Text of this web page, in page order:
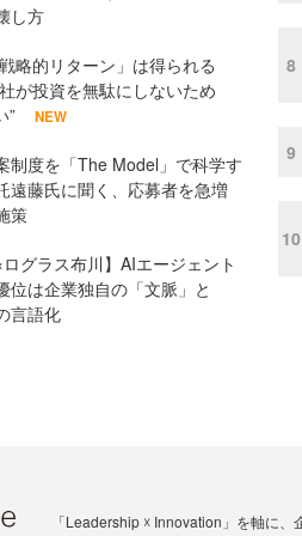
し方
略的リターン」は得られる
が投資を無駄にしないため
”
NEW
制度を「The Model」で科学す
遠藤氏に聞く、応募者を急増
策
ログラス布川】AIエージェント
位は企業独自の「文脈」と
言語化
8
9
10
「Leadership ☓ Innovation」を軸に